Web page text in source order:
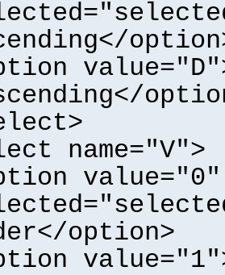
name="V">
value="0"
option>